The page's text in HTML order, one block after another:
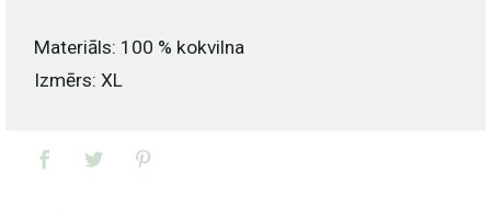
Materiāls: 100 % kokvilna
Izmērs: XL